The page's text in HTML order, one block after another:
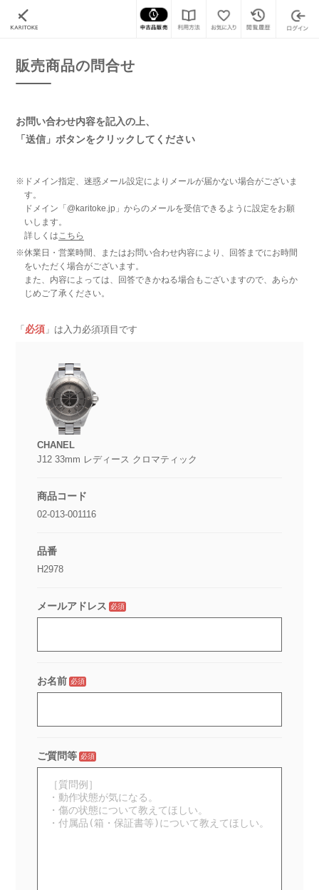
カリトケ 販売商品の問合せ
販売商品の問合せ
お問い合わせ内容を記入の上、
「送信」ボタンをクリックしてください
※ドメイン指定、迷惑メール設定によりメールが届かない場合がございま
す。
ドメイン「@karitoke.jp」からのメールを受信できるように設定をお願
いします。
詳しくはこちら
※休業日・営業時間、またはお問い合わせ内容により、回答までにお時間
をいただく場合がございます。
また、内容によっては、回答できかねる場合もございますので、あらか
じめご了承ください。
「 必須 」は入力必須項目です
CHANEL
J12 33mm レディース クロマティック
商品コード
02-013-001116
品番
H2978
メールアドレス 必須
お名前 必須
ご質問等 必須